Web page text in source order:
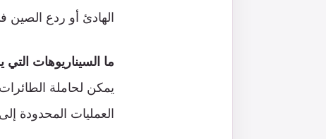
الهادئ أو ردع الصين
ما السيناريوهات
يمكن لحاملة
العمليات المحدودة